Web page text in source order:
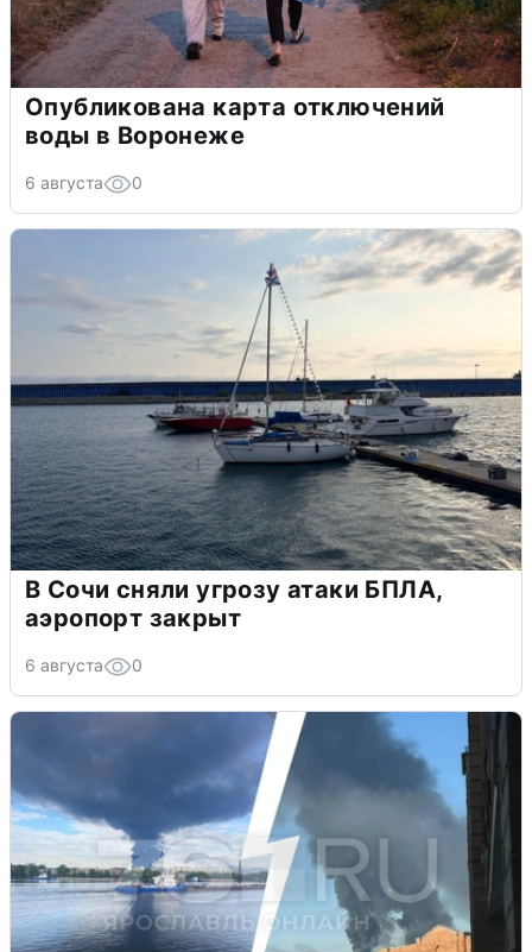
Опубликована карта отключений
воды в Воронеже
6 августа 0
В Сочи сняли угрозу атаки БПЛА,
аэропорт закрыт
6 августа 0